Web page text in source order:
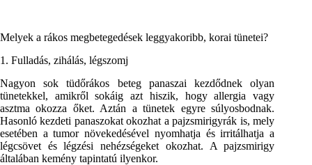
Melyek a rákos megbetegedések leggyakoribb, korai tünetei?
1. Fulladás, zihálás, légszomj
Nagyon sok tüdőrákos beteg panaszai kezdődnek olyan
tünetekkel, amikről sokáig azt hiszik, hogy allergia vagy
asztma okozza őket. Aztán a tünetek egyre súlyosbodnak.
Hasonló kezdeti panaszokat okozhat a pajzsmirigyrák is, mely
esetében a tumor növekedésével nyomhatja és irritálhatja a
légcsövet és légzési nehézségeket okozhat. A pajzsmirigy
általában kemény tapintatú ilyenkor.